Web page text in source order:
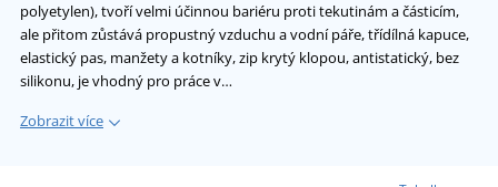
polyetylen), tvoří velmi účinnou bariéru proti tekutinám a částicím,
ale přitom zůstává propustný vzduchu a vodní páře, třídílná kapuce,
elastický pas, manžety a kotníky, zip krytý klopou, antistatický, bez
silikonu, je vhodný pro práce v…
Zobrazit více